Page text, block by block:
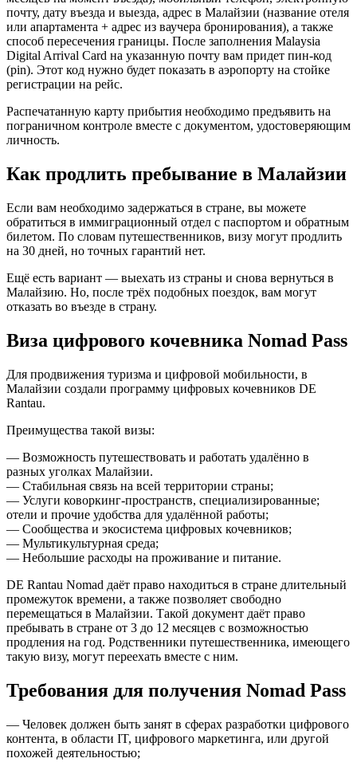
почту, дату въезда и выезда, адрес в Малайзии (название отеля
или апартамента + адрес из ваучера бронирования), а также
способ пересечения границы. После заполнения Malaysia
Digital Arrival Card на указанную почту вам придет пин-код
(pin). Этот код нужно будет показать в аэропорту на стойке
регистрации на рейс.
Распечатанную карту прибытия необходимо предъявить на
пограничном контроле вместе с документом, удостоверяющим
личность.
Как продлить пребывание в Малайзии
Если вам необходимо задержаться в стране, вы можете
обратиться в иммиграционный отдел с паспортом и обратным
билетом. По словам путешественников, визу могут продлить
на 30 дней, но точных гарантий нет.
Ещё есть вариант — выехать из страны и снова вернуться в
Малайзию. Но, после трёх подобных поездок, вам могут
отказать во въезде в страну.
Виза цифрового кочевника Nomad Pass
Для продвижения туризма и цифровой мобильности, в
Малайзии создали программу цифровых кочевников DE
Rantau.
Преимущества такой визы:
— Возможность путешествовать и работать удалённо в
разных уголках Малайзии.
— Стабильная связь на всей территории страны;
— Услуги коворкинг-пространств, специализированные;
отели и прочие удобства для удалённой работы;
— Сообщества и экосистема цифровых кочевников;
— Мультикультурная среда;
— Небольшие расходы на проживание и питание.
DE Rantau Nomad даёт право находиться в стране длительный
промежуток времени, а также позволяет свободно
перемещаться в Малайзии. Такой документ даёт право
пребывать в стране от 3 до 12 месяцев с возможностью
продления на год. Родственники путешественника, имеющего
такую визу, могут переехать вместе с ним.
Требования для получения Nomad Pass
— Человек должен быть занят в сферах разработки цифрового
контента, в области IT, цифрового маркетинга, или другой
похожей деятельностью;